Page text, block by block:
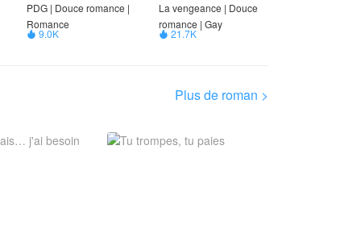
PDG | Douce romance |
Romance
 9.0K
La vengeance | Douce
romance | Gay
 21.7K
Plus de roman >